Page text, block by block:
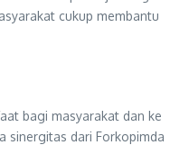
cukup membantu
bagi masyarakat dan ke
sinergitas dari Forkopimda